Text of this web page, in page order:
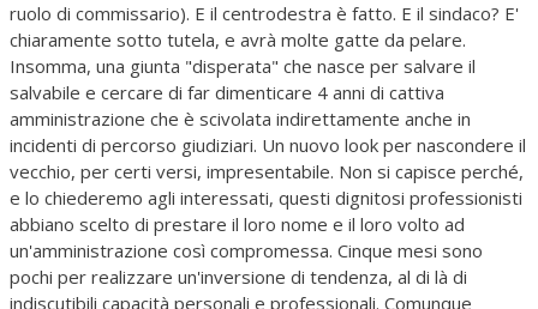
ruolo di commissario). E il centrodestra è fatto. E il sindaco? E'
chiaramente sotto tutela, e avrà molte gatte da pelare.
Insomma, una giunta "disperata" che nasce per salvare il
salvabile e cercare di far dimenticare 4 anni di cattiva
amministrazione che è scivolata indirettamente anche in
incidenti di percorso giudiziari. Un nuovo look per nascondere il
vecchio, per certi versi, impresentabile. Non si capisce perché,
e lo chiederemo agli interessati, questi dignitosi professionisti
abbiano scelto di prestare il loro nome e il loro volto ad
un'amministrazione così compromessa. Cinque mesi sono
pochi per realizzare un'inversione di tendenza, al di là di
indiscutibili capacità personali e professionali. Comunque